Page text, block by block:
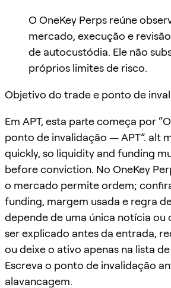
O OneKey Perps reúne
mercado, execução e
de autocustódia. Ele não
próprios limites de risco.
Objetivo do trade e ponto de
Em APT, esta parte começa por
ponto de invalidação — APT”. alt
quickly, so liquidity and funding
before conviction. No OneKey
o mercado permite ordem;
funding, margem usada e regra
depende de uma única notícia ou
ser explicado antes da entrada,
ou deixe o ativo apenas na lista
Escreva o ponto de invalidação
alavancagem.